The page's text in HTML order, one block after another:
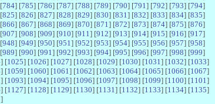
784] [785] [786] [787] [788] [789] [790] [791 ] [792] [793] [794]
825] [826] [827] [828] [829] [830] [831 ] [832] [833] [834] [835]
866] [867] [868] [869] [870] [871 ] [872] [873] [874] [875] [876]
907] [908] [909] [910] [911 ] [912] [913] [914] [915] [916] [917]
948] [949] [950] [951 ] [952] [953] [954] [955] [956] [957] [958]
989] [990] [991 ] [992] [993] [994] [995] [996] [997] [998] [999]
] [1025] [1026] [1027] [1028] [1029] [1030] [1031 ] [1032] [1033]
] [1059] [1060] [1061 ] [1062] [1063] [1064] [1065] [1066] [1067]
] [1093] [1094] [1095] [1096] [1097] [1098] [1099] [1100] [1101 ]
] [1127] [1128] [1129] [1130] [1131 ] [1132] [1133] [1134] [1135]
]